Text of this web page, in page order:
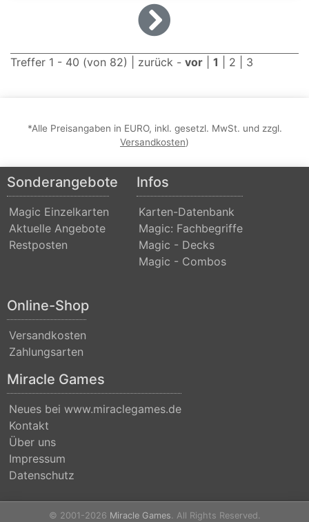
Ajani
vs.
Nicol
Bolas
Blessed
vs.
Cursed
Duel
Decks:
Divine
vs.
Demonic
Duel
Decks:
Treffer 1 - 40 (von 82) | zurück - vor 1 2 3
*Alle Preisangaben in EURO, inkl. gesetzl. MwSt. und zzgl.
Versandkosten)
Sonderangebote
Magic Einzelkarten
Aktuelle Angebote
Restposten
Infos
Karten-Datenbank
Magic: Fachbegriffe
Magic - Decks
Magic - Combos
Online-Shop
Versandkosten
Zahlungsarten
Miracle Games
Neues bei www.miraclegames.de
Kontakt
Über uns
Impressum
Datenschutz
© 2001-2026 Miracle Games . All Rights Reserved.